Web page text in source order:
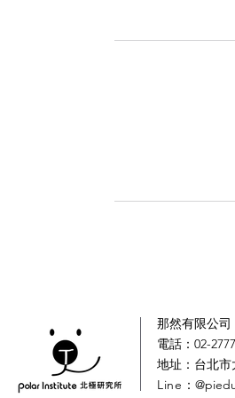
那然有限公
電話：02-
地址：台北市
Line ：